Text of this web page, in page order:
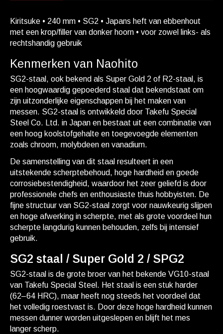
Kiritsuke • 240 mm • SG2 • Japans heft van ebbenhout
met een krop/filler van donker hoorn • voor zowel links- als
rechtshandig gebruik
Kenmerken van Naohito
SG2-staal, ook bekend als Super Gold 2 of R2-staal, is
een hoogwaardig gepoederd staal dat bekendstaat om
zijn uitzonderlijke eigenschappen bij het maken van
messen. SG2-staal is ontwikkeld door Takefu Special
Steel Co. Ltd. in Japan en bestaat uit een combinatie van
een hoog koolstofgehalte en toegevoegde elementen
zoals chroom, molybdeen en vanadium.
De samenstelling van dit staal resulteert in een
uitstekende scherptebehoud, hoge hardheid en goede
corrosiebestendigheid, waardoor het zeer geliefd is door
professionele chefs en enthousiaste thuis hobbyisten. De
fijne structuur van SG2-staal zorgt voor nauwkeurig slijpen
en hoge afwerking in scherpte, met als grote voordeel hun
scherpte langdurig kunnen behouden, zelfs bij intensief
gebruik.
SG2 staal / Super Gold 2 / SPG2
SG2-staal is de grote broer van het bekende VG10-staal
van Takefu Special Steel. Het staal is een stuk harder
(62–64 HRC), maar heeft nog steeds het voordeel dat
het volledig roestvast is. Door deze hoge hardheid kunnen
messen dunner worden uitgeslepen en blijft het mes
langer scherp.